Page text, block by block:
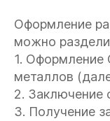
Оформление
можно
1. Оформление
металлов
2. Заключение
3. Получение